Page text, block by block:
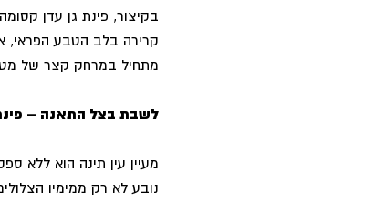
בקיצור, פינת גן עדן
קרירה בלב הטבע הפראי,
מתחיל במרחק קצר של
לשבת בצל התאנה – פינת
מעיין עין תינה הוא ללא
נובע לא רק ממימיו